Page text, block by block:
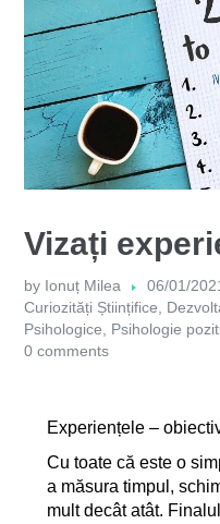
Vizați
by Ionuț Milea
06/01/
Curiozități Științifice,
Psihologice, Psihologie
0 comments
Experiențele –
Cu toate că este o
a măsura timpul,
mult decât atât.